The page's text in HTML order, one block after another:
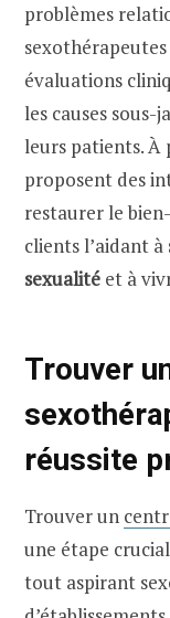
problèmes
évaluations
les causes sous-
leurs patients.
proposent des
restaurer le
clients l’aidant à
sexualité et à
Trouver
réussite
Trouver un
une étape
tout aspirant